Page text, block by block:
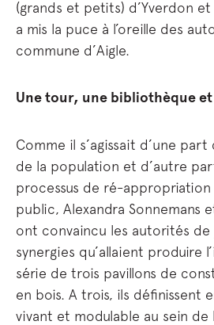
(grands et petits) d’Yverdon
a mis la puce à l’oreille des
commune d’Aigle.
Une tour, une bibliothèque
Comme il s’agissait d’une
de la population et d’autre
processus de ré-appropriation
public, Alexandra Sonnemans
ont convaincu les autorités de
synergies qu’allaient produire
série de trois pavillons de
en bois. A trois, ils définissent
vivant et modulable au sein de